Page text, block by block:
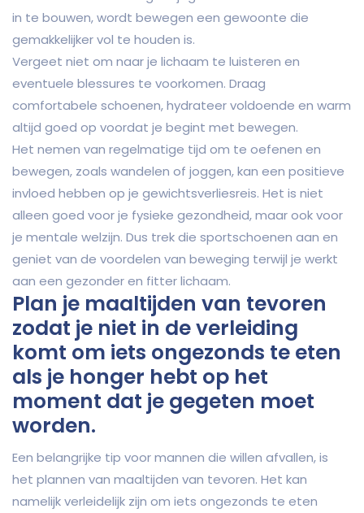
in te bouwen, wordt bewegen een gewoonte die
gemakkelijker vol te houden is.
Vergeet niet om naar je lichaam te luisteren en
eventuele blessures te voorkomen. Draag
comfortabele schoenen, hydrateer voldoende en warm
altijd goed op voordat je begint met bewegen.
Het nemen van regelmatige tijd om te oefenen en
bewegen, zoals wandelen of joggen, kan een positieve
invloed hebben op je gewichtsverliesreis. Het is niet
alleen goed voor je fysieke gezondheid, maar ook voor
je mentale welzijn. Dus trek die sportschoenen aan en
geniet van de voordelen van beweging terwijl je werkt
aan een gezonder en fitter lichaam.
Plan je maaltijden van tevoren
zodat je niet in de verleiding
komt om iets ongezonds te eten
als je honger hebt op het
moment dat je gegeten moet
worden.
Een belangrijke tip voor mannen die willen afvallen, is
het plannen van maaltijden van tevoren. Het kan
namelijk verleidelijk zijn om iets ongezonds te eten